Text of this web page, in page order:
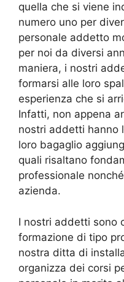
quella che si viene
numero uno per
personale addetto
per noi da diversi
maniera, i nostri
formarsi alle loro
esperienza che si
Infatti, non appena
nostri addetti hanno
loro bagaglio
quali risaltano
professionale
azienda.
I nostri addetti sono
formazione di tipo
nostra ditta di
organizza dei corsi